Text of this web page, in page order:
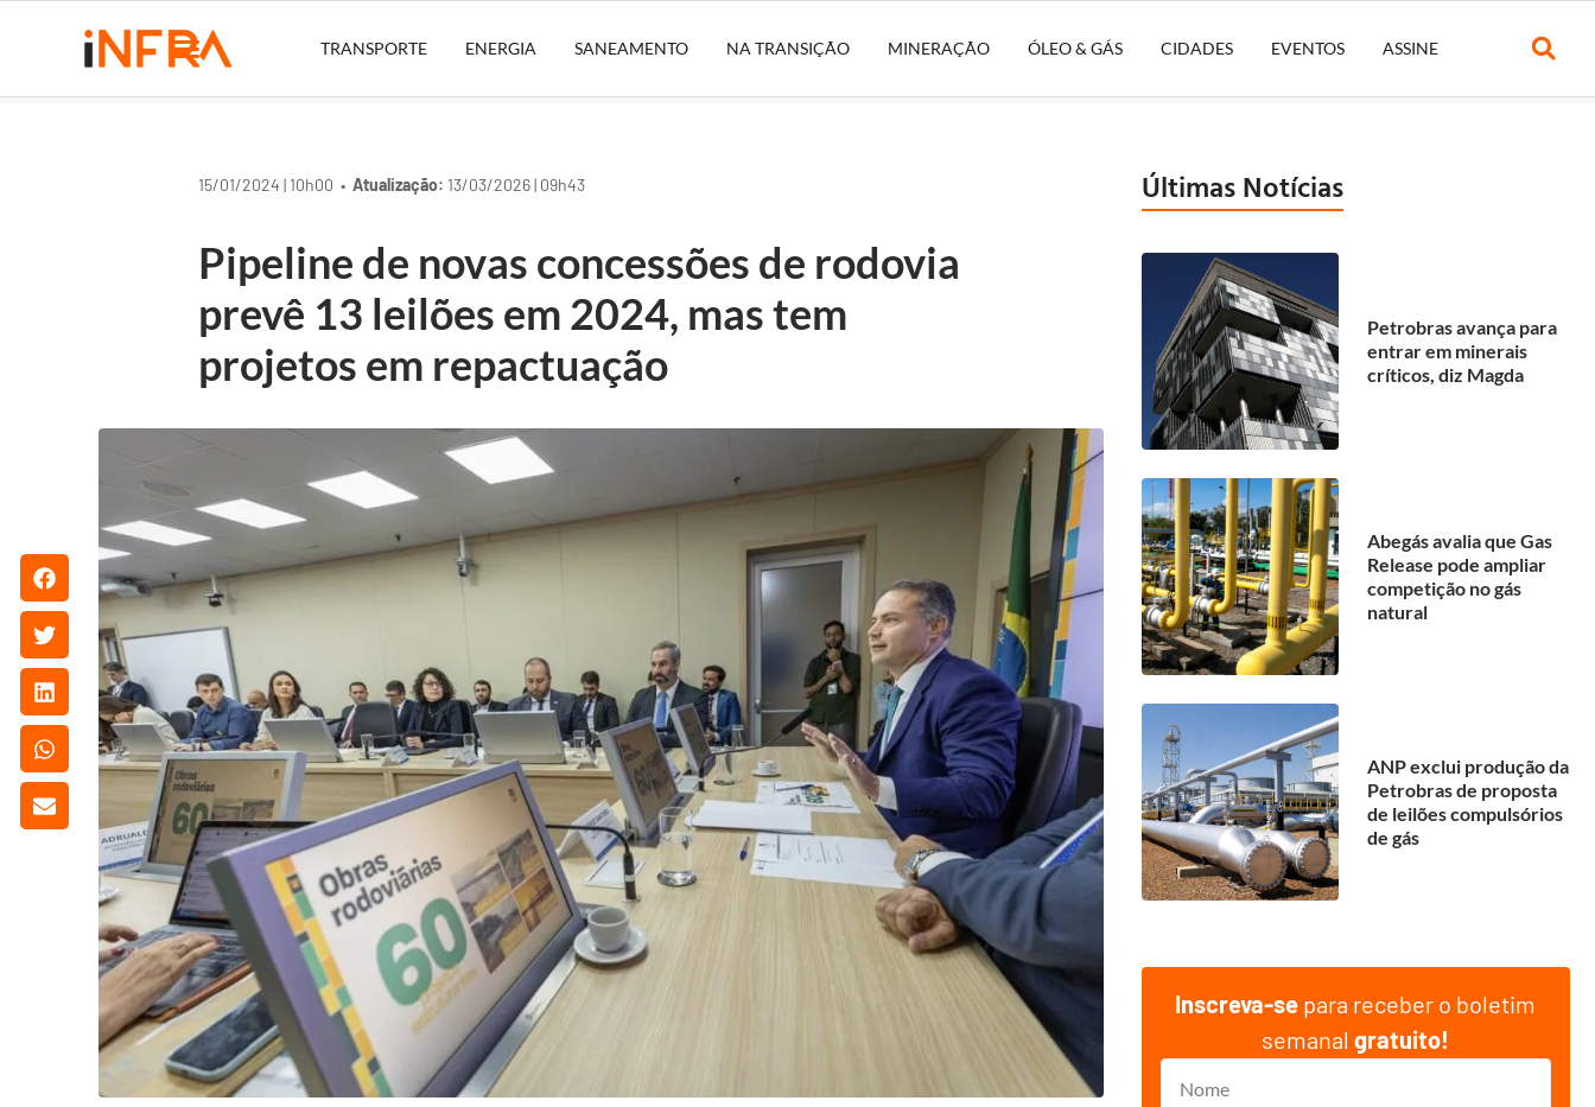
TRANSPORTE ENERGIA SANEAMENTO NA TRANSIÇÃO MINERAÇÃO ÓLEO & GÁS CIDADES EVENTOS ASSINE
15/01/2024 | 10h00 •Atualização: 13/03/2026 | 09h43
Pipeline de novas concessões de rodovia
prevê 13 leilões em 2024, mas tem
projetos em repactuação
Últimas Notícias
Petrobras avança para
entrar em minerais
críticos, diz Magda
Abegás avalia que Gas
Release pode ampliar
competição no gás
natural
ANP exclui produção da
Petrobras de proposta
de leilões compulsórios
de gás
Inscreva-se para receber o boletim
semanalgratuito!